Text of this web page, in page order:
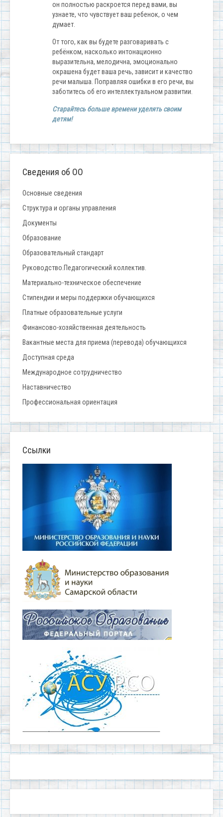
он полностью раскроется перед вами, вы
узнаете, что чувствует ваш ребенок, о чем
думает.
От того, как вы будете разговаривать с
ребёнком, насколько интонационно
выразительна, мелодична, эмоционально
окрашена будет ваша речь, зависит и качество
речи малыша. Поправляя ошибки в его речи, вы
заботитесь об его интеллектуальном развитии.
Старайтесь больше времени уделять своим
детям!
Сведения об ОО
Основные сведения
Структура и органы управления
Документы
Образование
Образовательный стандарт
Руководство.Педагогический коллектив.
Материально-техническое обеспечение
Стипендии и меры поддержки обучающихся
Платные образовательные услуги
Финансово-хозяйственная деятельность
Вакантные места для приема (перевода) обучающихся
Доступная среда
Международное сотрудничество
Наставничество
Профессиональная ориентация
Ссылки